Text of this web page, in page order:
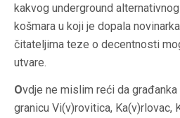
kakvog underground
košmara u koji je dopala
čitateljima teze o decentnosti
utvare.
Ovdje ne mislim reći da
granicu Vi(v)rovitica, Ka(v)rlovac,